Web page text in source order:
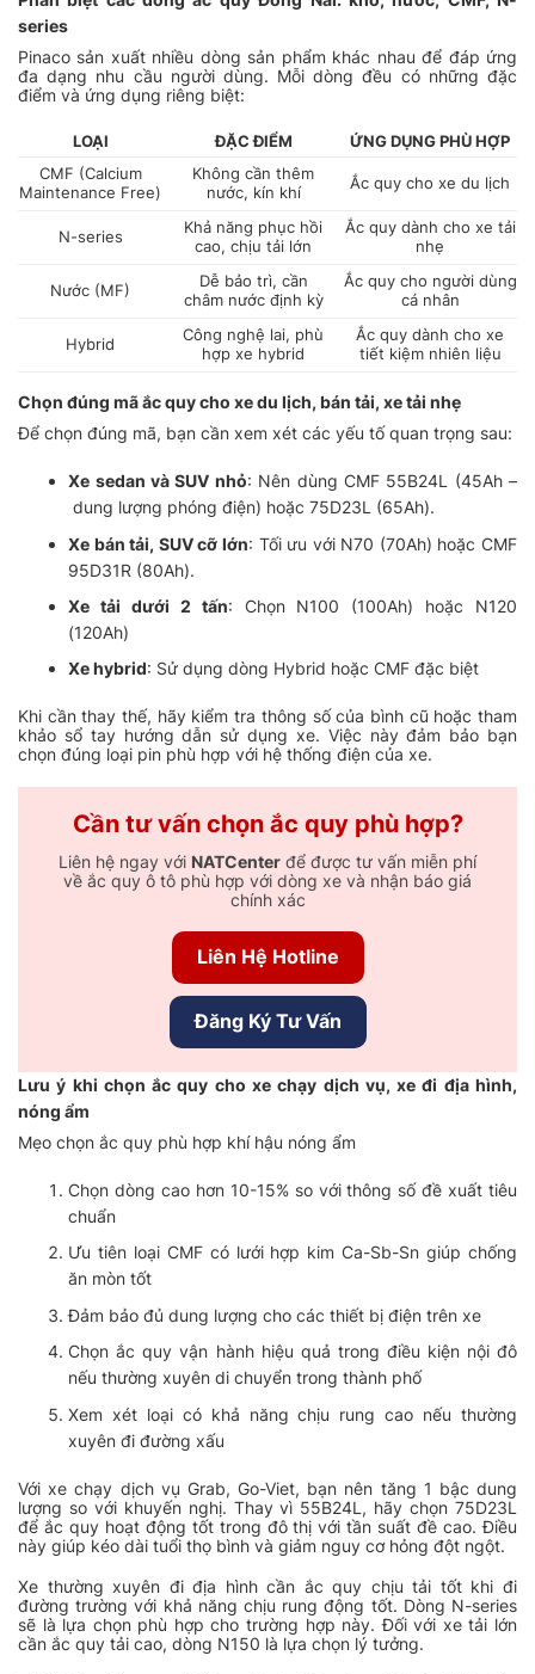
series
Pinaco sản xuất nhiều dòng sản phẩm khác nhau để đáp ứng
đa dạng nhu cầu người dùng. Mỗi dòng đều có những đặc
điểm và ứng dụng riêng biệt:
LOẠI ĐẶC ĐIỂM
ỨNG DỤNG PHÙ HỢP
CMF (Calcium
Maintenance Free)
Không cần thêm
nước, kín khí
Ắc quy cho xe du lịch
N-series
Khả năng phục hồi
cao, chịu tải lớn
Ắc quy dành cho xe tải
nhẹ
Nước (MF)
Dễ bảo trì, cần
châm nước định kỳ
Ắc quy cho người dùng
cá nhân
Hybrid
Công nghệ lai, phù
hợp xe hybrid
Ắc quy dành cho xe
tiết kiệm nhiên liệu
Chọn đúng mã ắc quy cho xe du lịch, bán tải, xe tải nhẹ
Để chọn đúng mã, bạn cần xem xét các yếu tố quan trọng sau:
Xe sedan và SUV nhỏ: Nên dùng CMF 55B24L (45Ah –
dung lượng phóng điện) hoặc 75D23L (65Ah).
Xe bán tải, SUV cỡ lớn: Tối ưu với N70 (70Ah) hoặc CMF
95D31R (80Ah).
Xe tải dưới 2 tấn: Chọn N100 (100Ah) hoặc N120
(120Ah)
Xe hybrid: Sử dụng dòng Hybrid hoặc CMF đặc biệt
Khi cần thay thế, hãy kiểm tra thông số của bình cũ hoặc tham
khảo sổ tay hướng dẫn sử dụng xe. Việc này đảm bảo bạn
chọn đúng loại pin phù hợp với hệ thống điện của xe.
Cần tư vấn chọn ắc quy phù hợp?
Liên hệ ngay với NATCenter để được tư vấn miễn phí
về ắc quy ô tô phù hợp với dòng xe và nhận báo giá
chính xác
Liên Hệ Hotline
Đăng Ký Tư Vấn
Lưu ý khi chọn ắc quy cho xe chạy dịch vụ, xe đi địa hình,
nóng ẩm
Mẹo chọn ắc quy phù hợp khí hậu nóng ẩm
Chọn dòng cao hơn 10-15% so với thông số đề xuất tiêu
chuẩn
Ưu tiên loại CMF có lưới hợp kim Ca-Sb-Sn giúp chống
ăn mòn tốt
Đảm bảo đủ dung lượng cho các thiết bị điện trên xe
Chọn ắc quy vận hành hiệu quả trong điều kiện nội đô
nếu thường xuyên di chuyển trong thành phố
Xem xét loại có khả năng chịu rung cao nếu thường
xuyên đi đường xấu
Với xe chạy dịch vụ Grab, Go-Viet, bạn nên tăng 1 bậc dung
lượng so với khuyến nghị. Thay vì 55B24L, hãy chọn 75D23L
để ắc quy hoạt động tốt trong đô thị với tần suất đề cao. Điều
này giúp kéo dài tuổi thọ bình và giảm nguy cơ hỏng đột ngột.
Xe thường xuyên đi địa hình cần ắc quy chịu tải tốt khi đi
đường trường với khả năng chịu rung động tốt. Dòng N-series
sẽ là lựa chọn phù hợp cho trường hợp này. Đối với xe tải lớn
cần ắc quy tải cao, dòng N150 là lựa chọn lý tưởng.